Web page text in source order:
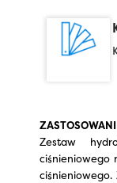
Zestaw
ciśnieniowego